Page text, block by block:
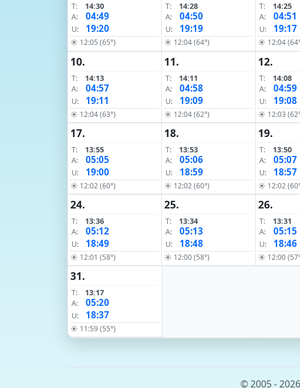
T:
14:30
A:
04:49
U: 19:20
☀ 12:05 (65°)
T:
14:28
A:
04:50
U: 19:19
☀ 12:04 (64°)
T:
14:25
A:
04:51
U: 19:17
☀ 12:04
10.
T:
14:13
A:
04:57
U: 19:11
☀ 12:04 (63°)
11.
T:
14:11
A:
04:58
U: 19:09
☀ 12:04 (62°)
12.
T:
14:08
A:
04:59
U: 19:08
☀ 12:03
17.
T:
13:55
A:
05:05
U: 19:00
☀ 12:02 (60°)
18.
T:
13:53
A:
05:06
U: 18:59
☀ 12:02 (60°)
19.
T:
13:50
A:
05:07
U: 18:57
☀ 12:02
24.
T:
13:36
A:
05:12
U: 18:49
☀ 12:01 (58°)
25.
T:
13:34
A:
05:13
U: 18:48
☀ 12:00 (58°)
26.
T:
13:31
A:
05:15
U: 18:46
☀ 12:00
31.
T:
13:17
A:
05:20
U: 18:37
☀ 11:59 (55°)
© 2005 -